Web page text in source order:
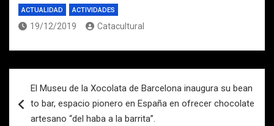
ACTUALIDAD ACTIVIDADES
19/12/2019 Catacultural
de
entradas
El Museu de la Xocolata de Barcelona inaugura su bean
to bar, espacio pionero en España en ofrecer chocolate
artesano “del haba a la barrita”.